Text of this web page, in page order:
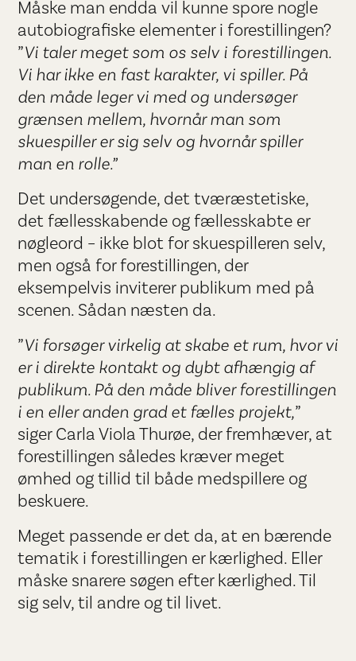
Måske man endda vil kunne spore nogle
autobiografiske elementer i forestillingen?
”Vi taler meget som os selv i forestillingen.
Vi har ikke en fast karakter, vi spiller. På
den måde leger vi med og undersøger
grænsen mellem, hvornår man som
skuespiller er sig selv og hvornår spiller
man en rolle.”
Det undersøgende, det tværæstetiske,
det fællesskabende og fællesskabte er
nøgleord – ikke blot for skuespilleren selv,
men også for forestillingen, der
eksempelvis inviterer publikum med på
scenen. Sådan næsten da.
”Vi forsøger virkelig at skabe et rum, hvor vi
er i direkte kontakt og dybt afhængig af
publikum. På den måde bliver forestillingen
i en eller anden grad et fælles projekt,”
siger Carla Viola Thurøe, der fremhæver, at
forestillingen således kræver meget
ømhed og tillid til både medspillere og
beskuere.
Meget passende er det da, at en bærende
tematik i forestillingen er kærlighed. Eller
måske snarere søgen efter kærlighed. Til
sig selv, til andre og til livet.